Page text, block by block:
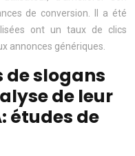
de conversion. Il a été
ont un taux de clics
annonces génériques.
de slogans
de leur
études de